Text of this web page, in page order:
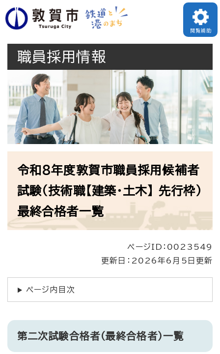
ペ
ー
先
頭
で
す
メニューを飛ばして本文へ
閲覧補助
職員採用情報
令和8年度敦賀市職員採用候補者
試験（技術職【建築・土木】 先行枠）
最終合格者一覧
ページID：0023549
更新日：2026年6月5日更新
ページ内目次
第二次試験合格者（最終合格者）一覧